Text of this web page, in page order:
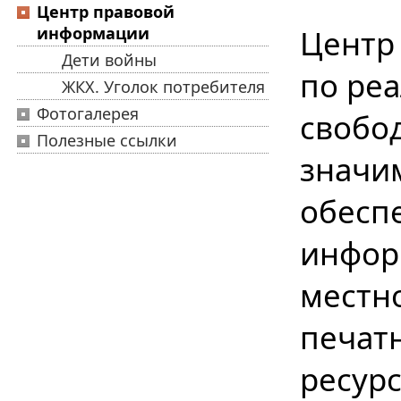
Центр правовой
информации
Дети войны
ЖКХ. Уголок потребителя
Фотогалерея
Полезные ссылки
по